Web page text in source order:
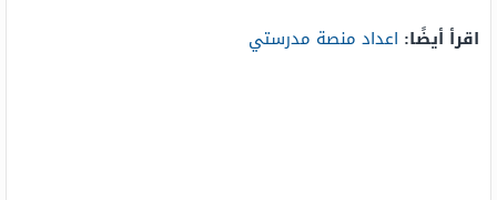
اقرأ أيضًا: اعداد منصة مدرستي